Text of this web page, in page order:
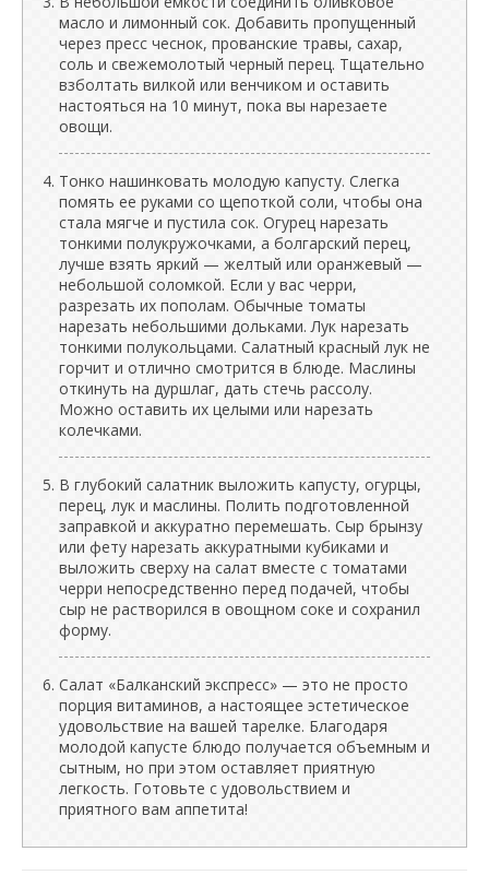
масло и лимонный сок. Добавить пропущенный
через пресс чеснок, прованские травы, сахар,
соль и свежемолотый черный перец. Тщательно
взболтать вилкой или венчиком и оставить
настояться на 10 минут, пока вы нарезаете
овощи.
Тонко нашинковать молодую капусту. Слегка
помять ее руками со щепоткой соли, чтобы она
стала мягче и пустила сок. Огурец нарезать
тонкими полукружочками, а болгарский перец,
лучше взять яркий — желтый или оранжевый —
небольшой соломкой. Если у вас черри,
разрезать их пополам. Обычные томаты
нарезать небольшими дольками. Лук нарезать
тонкими полукольцами. Салатный красный лук не
горчит и отлично смотрится в блюде. Маслины
откинуть на дуршлаг, дать стечь рассолу.
Можно оставить их целыми или нарезать
колечками.
В глубокий салатник выложить капусту, огурцы,
перец, лук и маслины. Полить подготовленной
заправкой и аккуратно перемешать. Сыр брынзу
или фету нарезать аккуратными кубиками и
выложить сверху на салат вместе с томатами
черри непосредственно перед подачей, чтобы
сыр не растворился в овощном соке и сохранил
форму.
Салат «Балканский экспресс» — это не просто
порция витаминов, а настоящее эстетическое
удовольствие на вашей тарелке. Благодаря
молодой капусте блюдо получается объемным и
сытным, но при этом оставляет приятную
легкость. Готовьте с удовольствием и
приятного вам аппетита!